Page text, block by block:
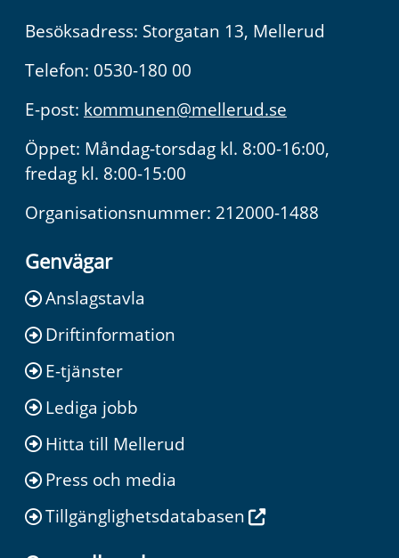
Besöksadress: Storgatan 13, Mellerud
Telefon: 0530-180 00
E-post: kommunen@mellerud.se
Öppet: Måndag-torsdag kl. 8:00-16:00,
fredag kl. 8:00-15:00
Organisationsnummer: 212000-1488
Genvägar
Anslagstavla
Driftinformation
E-tjänster
Lediga jobb
Hitta till Mellerud
Press och media
Tillgänglighetsdatabasen